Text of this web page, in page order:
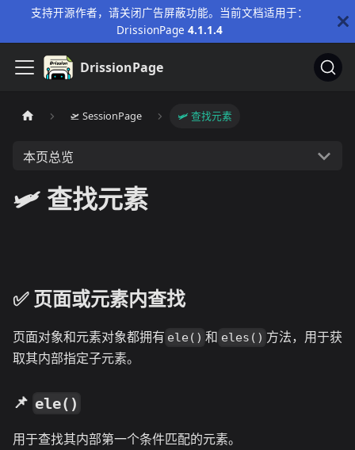
支持开源作者，请关闭广告屏蔽功能。当前文档适用于：
DrissionPage 4.1.1.4
DrissionPage
🛫 SessionPage 🛩️ 查找元素
本页总览
🛩️ 查找元素
✅️️ 页面或元素内查找
页面对象和元素对象都拥有 ele() 和 eles() 方法，用于获
取其内部指定子元素。
📌 ele()
用于查找其内部第一个条件匹配的元素。